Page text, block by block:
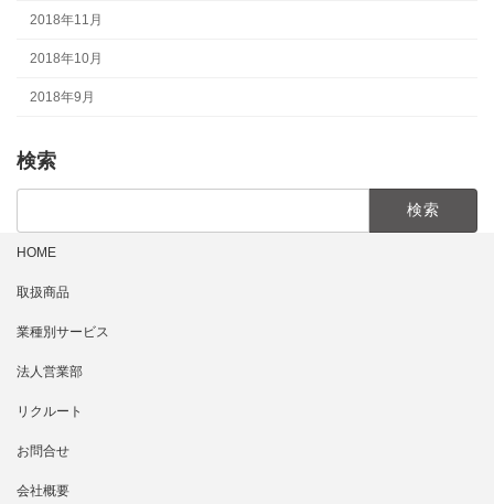
2018年11月
2018年10月
2018年9月
検索
検
HOME
取扱商品
業種別サービス
法人営業部
リクルート
お問合せ
会社概要